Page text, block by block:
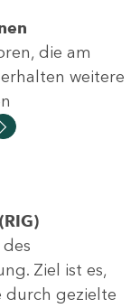
die am
weitere
Ziel ist es,
durch gezielte